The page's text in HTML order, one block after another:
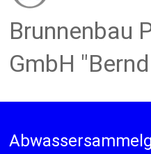
Brunnenbau
GmbH